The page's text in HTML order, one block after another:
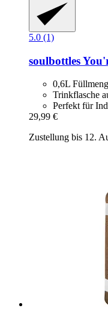
5.0 (1)
soulbottles
0,6L
Trinkflasche
Perfekt für
29,99 €
Zustellung bis 12.